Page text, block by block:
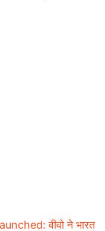
वीवो ने भारत